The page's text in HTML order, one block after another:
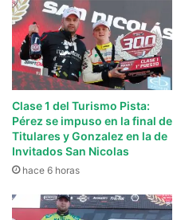
Clase 1 del Turismo Pista:
Pérez se impuso en la final de
Titulares y Gonzalez en la de
Invitados San Nicolas
hace 6 horas